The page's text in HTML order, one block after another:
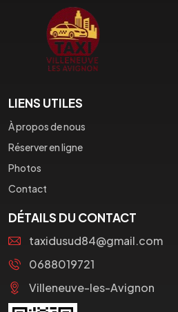
LIENS UTILES
À propos de nous
Réserver en ligne
Photos
Contact
DÉTAILS DU CONTACT
taxidusud84@gmail.com
0688019721
Villeneuve-les-Avignon